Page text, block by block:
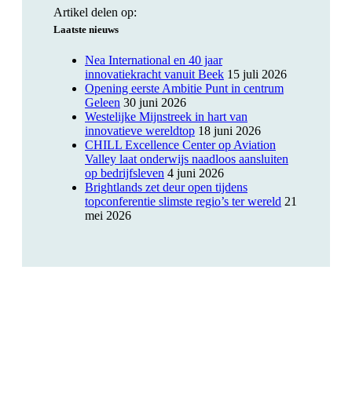
Artikel delen op:
Laatste nieuws
Nea International en 40 jaar
innovatiekracht vanuit Beek 15 juli 2026
Opening eerste Ambitie Punt in centrum
Geleen 30 juni 2026
Westelijke Mijnstreek in hart van
innovatieve wereldtop 18 juni 2026
CHILL Excellence Center op Aviation
Valley laat onderwijs naadloos aansluiten
op bedrijfsleven 4 juni 2026
Brightlands zet deur open tijdens
topconferentie slimste regio’s ter wereld 21
mei 2026